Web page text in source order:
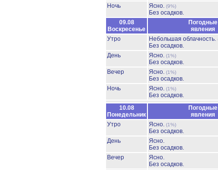
Ночь
Ясно. (9%)
Без осадков.
09.08
Воскресенье
Погодные
явления
Утро
Небольшая облачность.
Без осадков.
День
Ясно. (1%)
Без осадков.
Вечер
Ясно. (1%)
Без осадков.
Ночь
Ясно. (1%)
Без осадков.
10.08
Понедельник
Погодные
явления
Утро
Ясно. (1%)
Без осадков.
День
Ясно.
Без осадков.
Вечер
Ясно.
Без осадков.